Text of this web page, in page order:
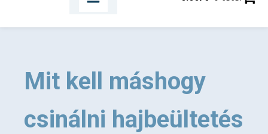
Mit kell máshogy
csinálni hajbeültetés